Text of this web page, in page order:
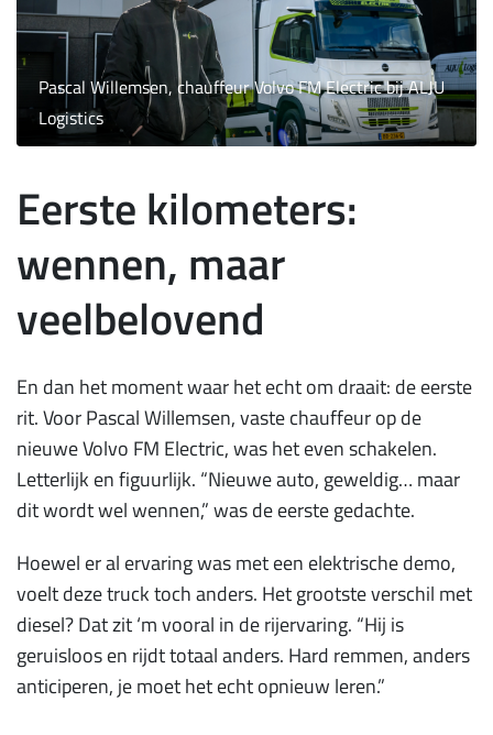
Pascal Willemsen, chauffeur Volvo FM Electric bij ALJU
Logistics
Eerste kilometers:
wennen, maar
veelbelovend
En dan het moment waar het echt om draait: de eerste
rit. Voor Pascal Willemsen, vaste chauffeur op de
nieuwe Volvo FM Electric, was het even schakelen.
Letterlijk en figuurlijk. “Nieuwe auto, geweldig… maar
dit wordt wel wennen,” was de eerste gedachte.
Hoewel er al ervaring was met een elektrische demo,
voelt deze truck toch anders. Het grootste verschil met
diesel? Dat zit ‘m vooral in de rijervaring. “Hij is
geruisloos en rijdt totaal anders. Hard remmen, anders
anticiperen, je moet het echt opnieuw leren.”